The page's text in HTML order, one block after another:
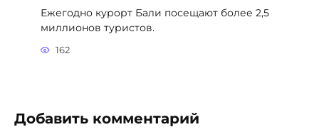
Email
Пожалуйста, введите ответ цифрами:
Комментарий